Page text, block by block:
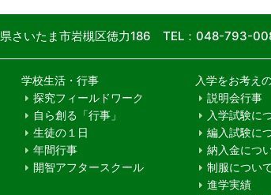
いたま市岩槻区徳力186 TEL：048-793-
学校生活・行事
探究フィールドワーク
自ら創る「行事」
生徒の１日
年間行事
開智アフタースクール
入学をお考え
説明会行事
入学試験に
編入試験に
納入金につ
制服につい
進学実績